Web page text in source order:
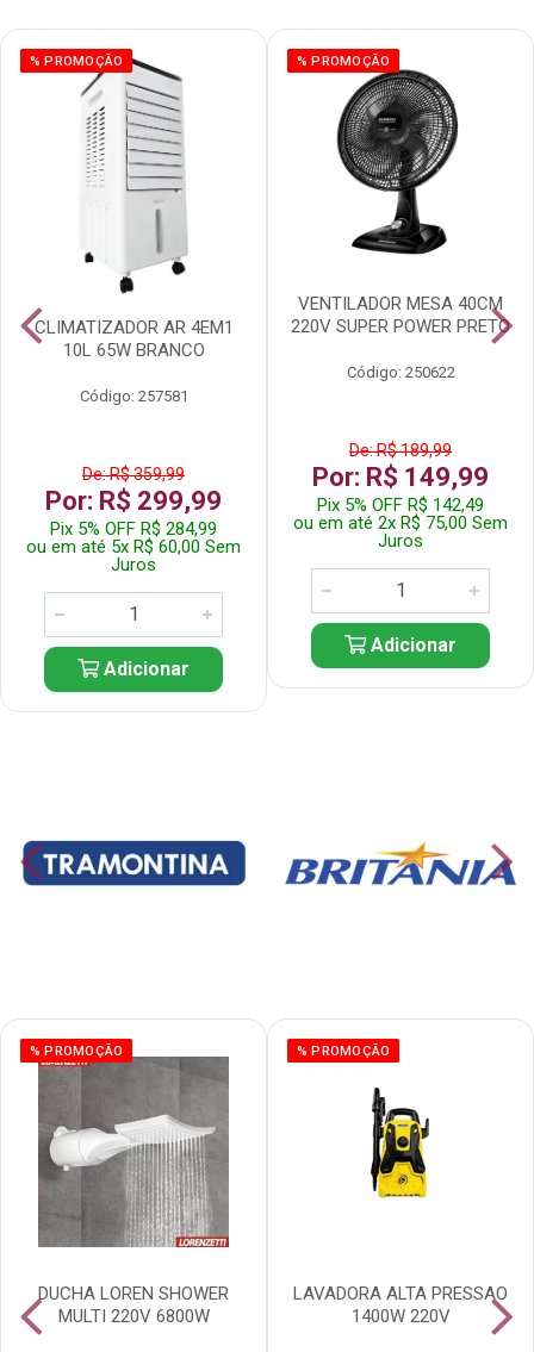
% PROMOÇÃO
CLIMATIZADOR AR 4EM1
10L 65W BRANCO
Código: 257581
De: R$ 359,99
Por: R$ 299,99
Pix 5% OFF R$ 284,99
ou em até 5x R$ 60,00 Sem
Juros
Adicionar
% PROMOÇÃO
VENTILADOR MESA 40CM
220V SUPER POWER PRETO
Código: 250622
De: R$ 189,99
Por: R$ 149,99
Pix 5% OFF R$ 142,49
ou em até 2x R$ 75,00 Sem
Juros
Adicionar
% PROMOÇÃO
DUCHA LOREN SHOWER
MULTI 220V 6800W
% PROMOÇÃO
LAVADORA ALTA PRESSAO
1400W 220V